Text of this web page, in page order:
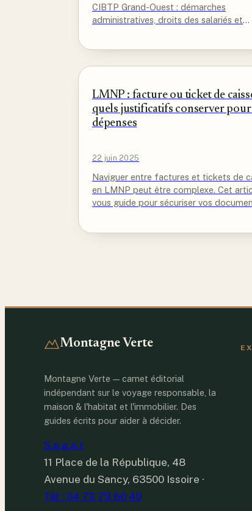
CIBTP Grand-Ouest : démarches
administratives, droits des salariés et
LMNP : facture ou ticket de
quels justificatifs conserver pour
dépenses
22 juin 2025
Naviguer entre factures et tickets de
en LMNP peut être complexe. Cet
vous guide pour sécuriser vos
Montagne Verte
Montagne Verte — carnet éditorial
indépendant sur le voyage responsable, la
maison & l'habitat et l'immobilier. Des
guides écrits pour aider à décider.
S.a.g.a.t
11 Place de la République, 48
Avenue du Sancy, 63500 Issoire ·
Tél : 04 73 79 60 40